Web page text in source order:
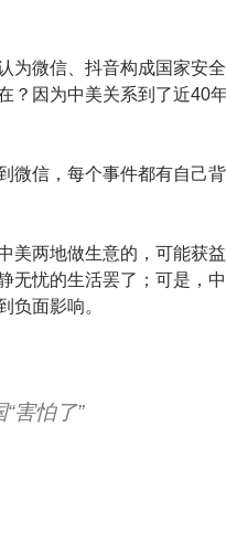
为微信、抖音构成国家安
？因为中美关系到了近40
微信，每个事件都有自己
美两地做生意的，可能获
无忧的生活罢了；可是，
负面影响。
害怕了”